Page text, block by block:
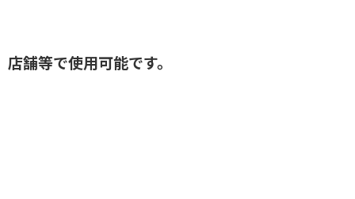
舗等で使用可能です。